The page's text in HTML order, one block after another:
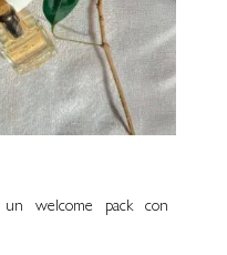
un welcome pack con